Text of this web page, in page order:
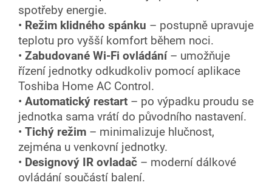
spotřeby energie.
• Režim klidného spánku – postupně upravuje
teplotu pro vyšší komfort během noci.
• Zabudované Wi-Fi ovládání– umožňuje
řízení jednotky odkudkoliv pomocí aplikace
Toshiba Home AC Control.
• Automatický restart – po výpadku proudu se
jednotka sama vrátí do původního nastavení.
• Tichý režim – minimalizuje hlučnost,
zejména u venkovní jednotky.
• Designový IR ovladač – moderní dálkové
ovládání součástí balení.